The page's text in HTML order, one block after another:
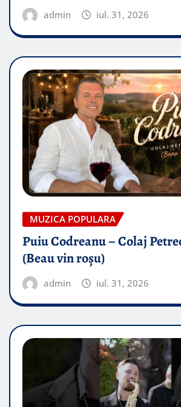
admin iul. 31, 2026
MUZICA POPULARA
Puiu Codreanu – Colaj
(Beau vin roșu)
admin iul. 31, 2026